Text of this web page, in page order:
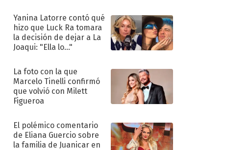
Yanina Latorre contó qué
hizo que Luck Ra tomara
la decisión de dejar a La
Joaqui: "Ella lo..."
La foto con la que
Marcelo Tinelli confirmó
que volvió con Milett
Figueroa
El polémico comentario
de Eliana Guercio sobre
la familia de Juanicar en